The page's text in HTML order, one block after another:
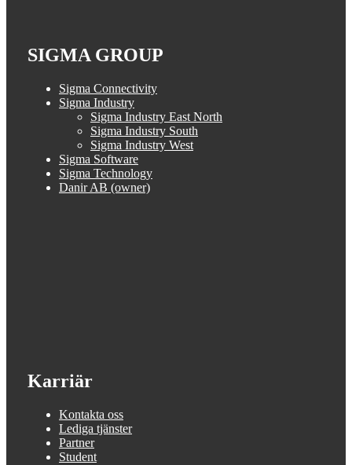
SIGMA GROUP
Sigma Connectivity
Sigma Industry
Sigma Industry East North
Sigma Industry South
Sigma Industry West
Sigma Software
Sigma Technology
Danir AB (owner)
Karriär
Kontakta oss
Lediga tjänster
Partner
Student